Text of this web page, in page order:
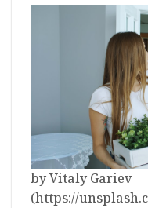
by Vitaly Gariev
(https://